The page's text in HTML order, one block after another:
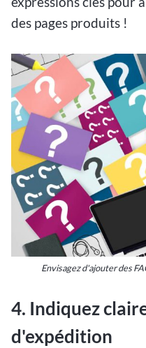
des pages produits !
Envisagez d'ajouter des
4. Indiquez
d'expédition